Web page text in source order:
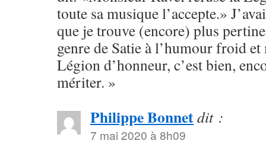
toute sa musique l’accepte.»
que je trouve (encore) plus
genre de Satie à l’humour froid
Légion d’honneur, c’est bien,
mériter. »
Philippe Bonnetdit :
7 mai 2020 à 8h09